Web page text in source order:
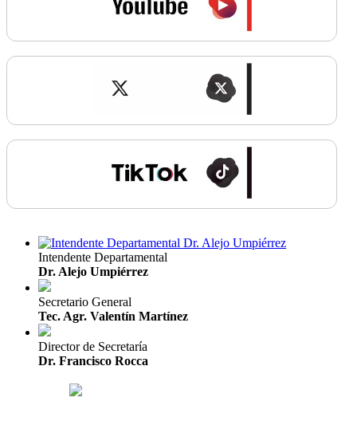
Intendente Departamental
Dr. Alejo Umpiérrez
Secretario General
Tec. Agr. Valentín Martínez
Director de Secretaría
Dr. Francisco Rocca